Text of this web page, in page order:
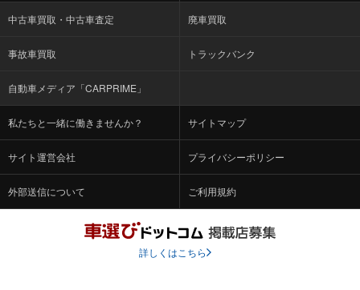
中古車買取・中古車査定 廃車買取
事故車買取 トラックバンク
自動車メディア「CARPRIME」
私たちと一緒に働きませんか？ サイトマップ
サイト運営会社 プライバシーポリシー
外部送信について ご利用規約
詳しくはこちら